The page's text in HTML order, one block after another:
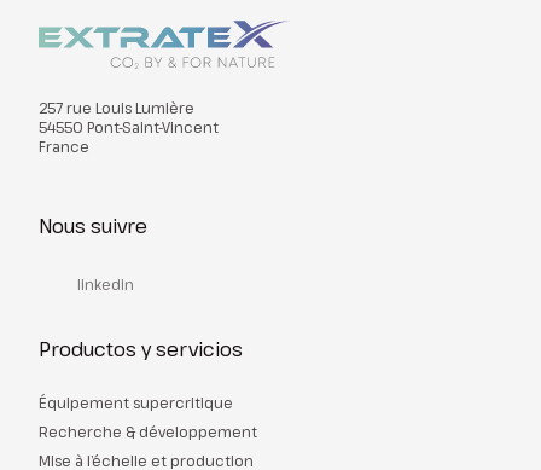
257 rue Louis Lumière
54550 Pont-Saint-Vincent
France
Productos y servicios
Équipement supercritique
Recherche & développement
Mise à l’échelle et production
Nous suivre
linkedin